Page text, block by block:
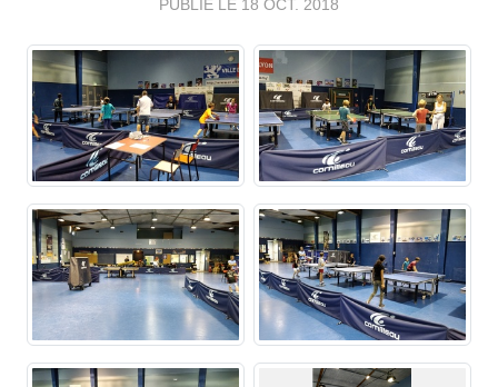
PUBLIÉ LE 18 OCT. 2018